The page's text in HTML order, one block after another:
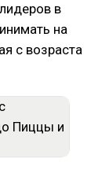
в
на
с возраста